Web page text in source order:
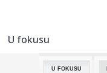
10:38:
U fokusu
U FOKUSU